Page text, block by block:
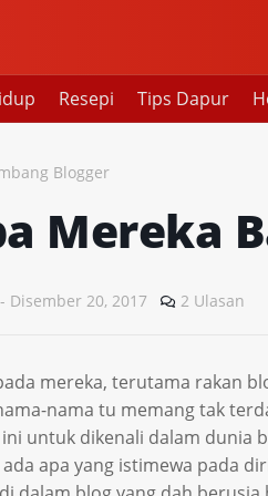
Resepi Tips Dapur
Blogger
Mereka
- Disember 20, 2017 2 Ulasan
mereka, terutama rakan
nama tu memang tak
untuk dikenali dalam dunia
apa yang istimewa pada